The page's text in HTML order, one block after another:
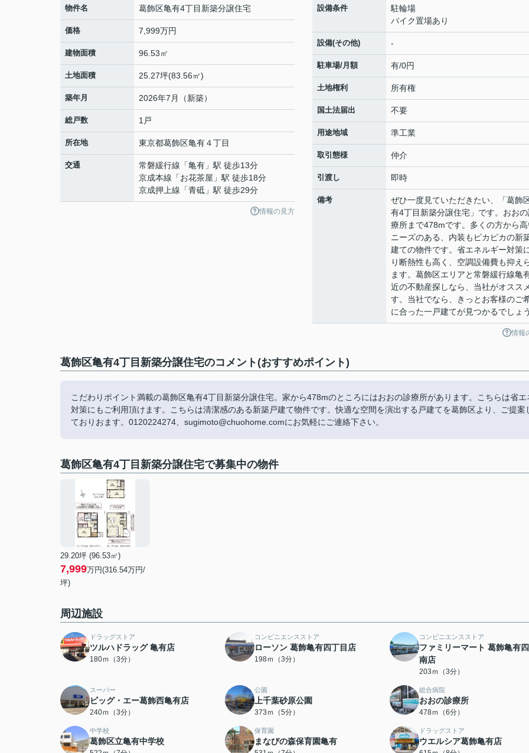
物件名 葛飾区亀有4丁目新築分譲住宅
価格 7,999万円
建物面積 96.53㎡
土地面積 25.27坪(83.56㎡)
築年月 2026年7月（新築）
総戸数 1戸
所在地 東京都葛飾区亀有４丁目
交通 常磐緩行線 「亀有 」駅 徒歩13分
京成本線 「お花茶屋 」駅 徒歩18分
京成押上線 「青砥 」駅 徒歩29分
情報の見方
設備条件
駐輪場
バイク置場あり
設備(その他) -
駐車場/月額 有/0円
土地権利 所有権
国土法届出 不要
用途地域 準工業
取引態様 仲介
引渡し 即時
備考
ぜひ一度見ていただきたい、「葛飾
有4丁目新築分譲住宅」です。おお
療所まで478mです。多くの方から
ニーズのある、内装もピカピカの新
建ての物件です。省エネルギー対策
り断熱性も高く、空調設備費も抑え
ます。葛飾区エリアと常磐緩行線亀
近の不動産探しなら、当社がオスス
す。当社でなら、きっとお客様のご
に合った一戸建てが見つかるでしょ
情報
葛飾区亀有4丁目新築分譲住宅のコメント(おすすめポイント)
こだわりポイント満載の葛飾区亀有4丁目新築分譲住宅。家から478mのところにはおおの診療所があります。こちらは省エ
対策にもご利用頂けます。こちらは清潔感のある新築戸建て物件です。快適な空間を演出する戸建てを葛飾区より、ご提案
ておりおます。0120224274、sugimoto@chuohome.comにお気軽にご連絡下さい。
葛飾区亀有4丁目新築分譲住宅で募集中の物件
29.20坪 (96.53㎡)
7,999万円(316.54万円/
坪)
周辺施設
ドラッグストア
ツルハドラッグ 亀有店
180ｍ（3分）
コンビニエンスストア
ローソン 葛飾亀有四丁目店
198ｍ（3分）
コンビニエンスストア
ファミリーマート 葛飾亀有
南店
203ｍ（3分）
スーパー
ビッグ・エー葛飾西亀有店
240ｍ（3分）
公園
上千葉砂原公園
373ｍ（5分）
総合病院
おおの診療所
478ｍ（6分）
中学校
葛飾区立亀有中学校
保育園
まなびの森保育園亀有
ドラッグストア
ウエルシア葛飾亀有店